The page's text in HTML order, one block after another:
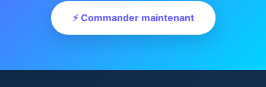
⚡ Commander maintenant